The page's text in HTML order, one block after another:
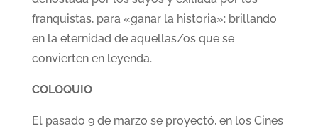
franquistas, para «ganar la historia»: brillando
en la eternidad de aquellas/os que se
convierten en leyenda.
COLOQUIO
El pasado 9 de marzo se proyectó, en los Cines